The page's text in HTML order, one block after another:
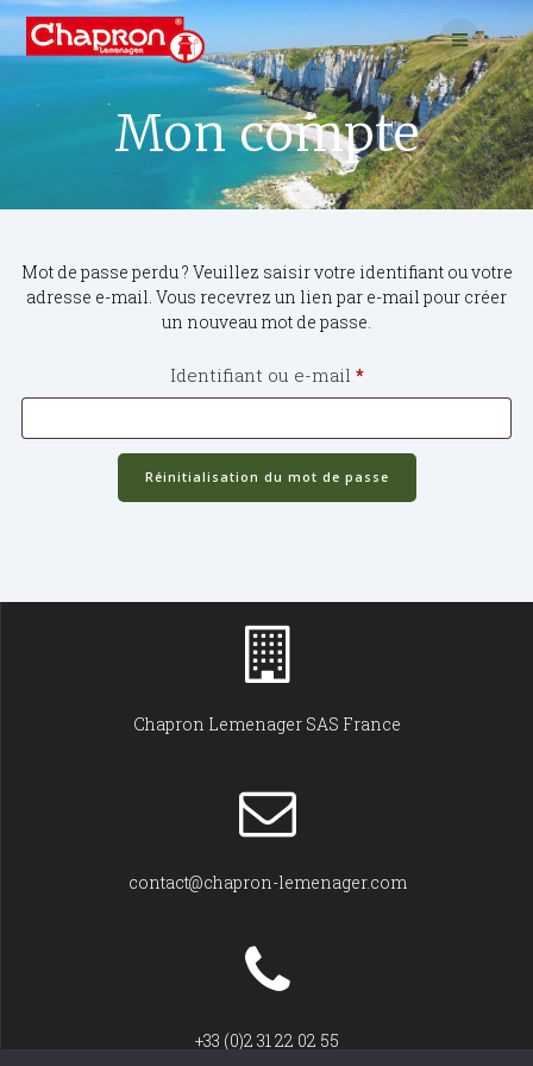
Passer
contenu
Mon compte
Mot de passe perdu ? Veuillez saisir votre identifiant ou votre
adresse e-mail. Vous recevrez un lien par e-mail pour créer
un nouveau mot de passe.
Identifiant ou e-mail *Obligatoire
Réinitialisation du mot de passe
Chapron Lemenager SAS France
contact@chapron-lemenager.com
+33 (0)2 31 22 02 55